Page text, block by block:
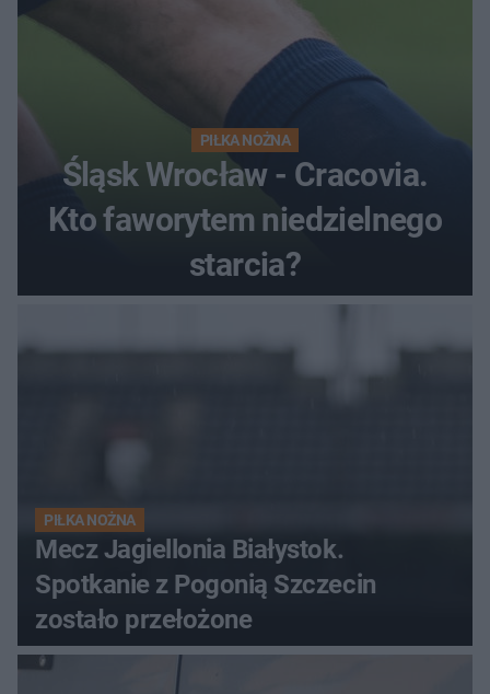
PIŁKA NOŻNA
Śląsk Wrocław - Cracovia.
Kto faworytem niedzielnego
starcia?
PIŁKA NOŻNA
Mecz Jagiellonia Białystok.
Spotkanie z Pogonią Szczecin
zostało przełożone